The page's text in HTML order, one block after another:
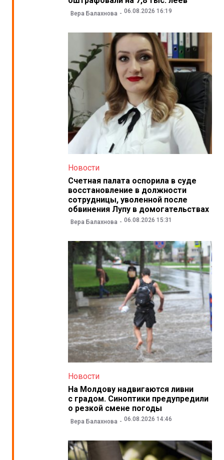
Вера Балахнова 06.08.2026 16:19
Новости
Счетная палата оспорила в суде
восстановление в должности
сотрудницы, уволенной после
обвинения Лупу в домогательствах
Вера Балахнова 06.08.2026 15:31
Новости
На Молдову надвигаются ливни
с градом. Синоптики предупредили
о резкой смене погоды
Вера Балахнова 06.08.2026 14:46